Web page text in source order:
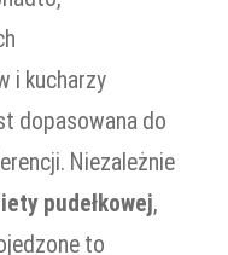
i kucharzy
dopasowana do
Niezależnie
pudełkowej,
to